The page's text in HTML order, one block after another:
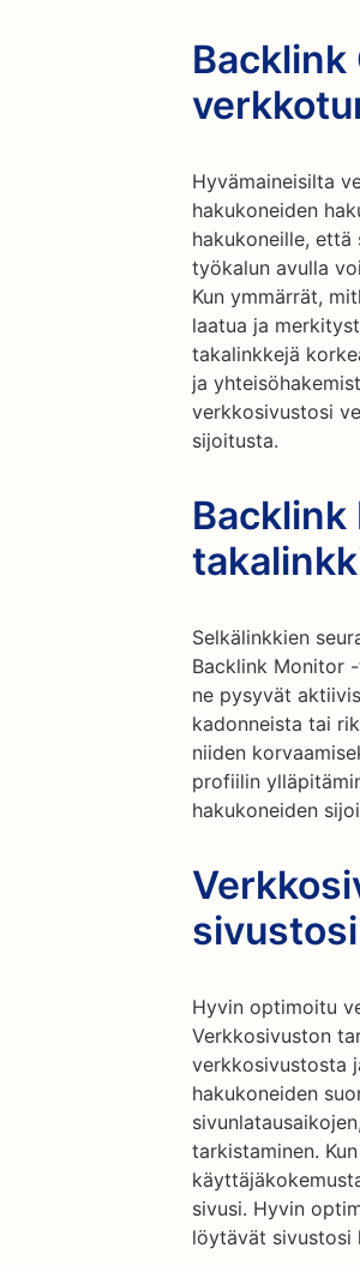
Backlink
Hyvämaineisilta
hakukoneiden
hakukoneille,
työkalun avulla
Kun ymmärrät,
laatua ja
takalinkkejä
ja
verkkosivustosi
sijoitusta.
Selkälinkkien
Backlink Monitor
ne pysyvät
kadonneista tai
niiden
profiilin
hakukoneiden
Hyvin optimoitu
Verkkosivuston
verkkosivustosta
hakukoneiden
tarkistaminen.
sivusi. Hyvin
löytävät sivustosi